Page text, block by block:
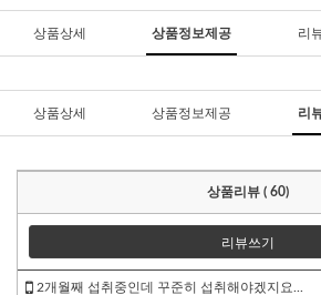
상품상세 상품정보제공 리
상품상세 상품정보제공 리
상품리뷰 ( 60)
리뷰쓰기
2개월째 섭취중인데 꾸준히 섭취해야겠지요...